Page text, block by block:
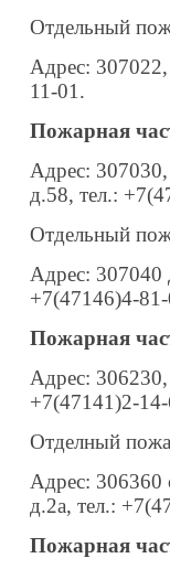
Отдельный
Адрес:
11-01.
Пожарная
Адрес:
д.58, тел.:
Отдельный
Адрес: 307040
+7(47146)4-
Пожарная
Адрес:
+7(47141)2-
Отделный
Адрес: 306360
д.2а, тел.:
Пожарная